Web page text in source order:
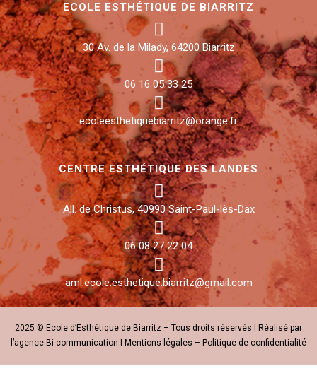
ECOLE ESTHÉTIQUE DE BIARRITZ
30 Av. de la Milady, 64200 Biarritz
06 16 05 33 25
ecoleesthetiquebiarritz@orange.fr
CENTRE ESTHÉTIQUE DES LANDES
All. de Christus, 40990 Saint-Paul-lès-Dax
06 08 27 22 04
aml.ecole.esthetique.biarritz@gmail.com
2025 © Ecole d’Esthétique de Biarritz – Tous droits réservés I Réalisé par
l’agence Bi-communication Mentions légales – Politique de confidentialité